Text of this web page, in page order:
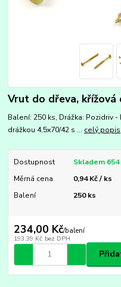
Vrut do dřeva, křížová
Balení: 250 ks, Drážka: Pozidriv
drážkou 4,5x70/42 s ... celý popis
Dostupnost
Skladem
Měrná cena
0,94 Kč / ks
Balení
250 ks
234,00 Kč/balení
193,39 Kč bez DPH